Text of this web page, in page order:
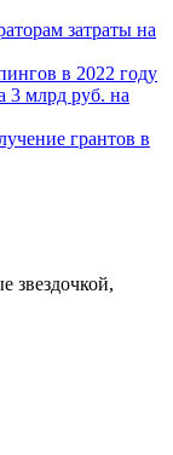
затраты на
в 2022 году
3 млрд руб. на
грантов в
звездочкой,